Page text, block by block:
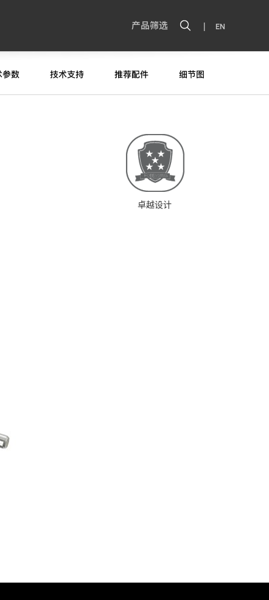
产品筛选 | EN
参数 技术支持 推荐配件 细节图
卓越设计